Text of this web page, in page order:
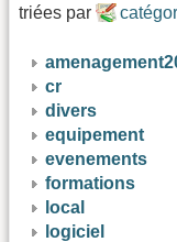
triées par
cr
divers
equipement
evenements
formations
local
logiciel